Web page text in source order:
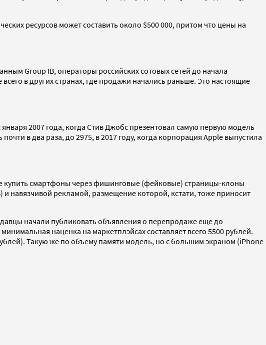
ресурсов может составить около $500 000, притом что цены на
Group IB, операторы российских сотовых сетей до начала
в других странах, где продажи начались раньше. Это настоящие
2007 года, когда Стив Джобс презентовал самую первую модель
в два раза, до 2975, в 2017 году, когда корпорация Apple выпустила
купить смартфоны через фишинговые (фейковые) страницы-клоны
навязчивой рекламой, размещение которой, кстати, тоже приносит
начали публиковать объявления о перепродаже еще до
наценка на маркетплэйсах составляет всего 5500 рублей.
Такую же по объему памяти модель, но с большим экраном (iPhone